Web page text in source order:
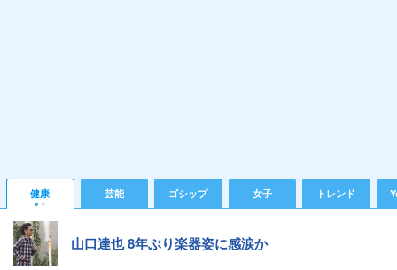
健康 芸能 ゴシップ 女子 トレンド
山口達也 8年ぶり楽器姿に感涙か